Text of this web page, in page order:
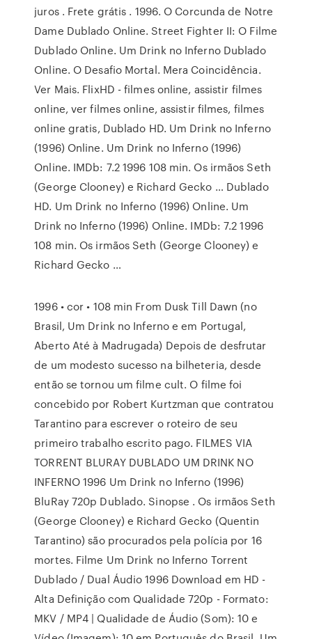
juros . Frete grátis . 1996. O Corcunda de Notre
Dame Dublado Online. Street Fighter II: O Filme
Dublado Online. Um Drink no Inferno Dublado
Online. O Desafio Mortal. Mera Coincidência.
Ver Mais. FlixHD - filmes online, assistir filmes
online, ver filmes online, assistir filmes, filmes
online gratis, Dublado HD. Um Drink no Inferno
(1996) Online. Um Drink no Inferno (1996)
Online. IMDb: 7.2 1996 108 min. Os irmãos Seth
(George Clooney) e Richard Gecko … Dublado
HD. Um Drink no Inferno (1996) Online. Um
Drink no Inferno (1996) Online. IMDb: 7.2 1996
108 min. Os irmãos Seth (George Clooney) e
Richard Gecko …
1996 • cor • 108 min From Dusk Till Dawn (no
Brasil, Um Drink no Inferno e em Portugal,
Aberto Até à Madrugada) Depois de desfrutar
de um modesto sucesso na bilheteria, desde
então se tornou um filme cult. O filme foi
concebido por Robert Kurtzman que contratou
Tarantino para escrever o roteiro de seu
primeiro trabalho escrito pago. FILMES VIA
TORRENT BLURAY DUBLADO UM DRINK NO
INFERNO 1996 Um Drink no Inferno (1996)
BluRay 720p Dublado. Sinopse . Os irmãos Seth
(George Clooney) e Richard Gecko (Quentin
Tarantino) são procurados pela polícia por 16
mortes. Filme Um Drink no Inferno Torrent
Dublado / Dual Áudio 1996 Download em HD -
Alta Definição com Qualidade 720p - Formato:
MKV / MP4 | Qualidade de Áudio (Som): 10 e